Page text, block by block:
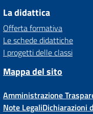
La didattica
Offerta formativa
Le schede didattiche
I progetti delle classi
Mappa del sito
Amministrazione
Note LegaliDichiarazioni